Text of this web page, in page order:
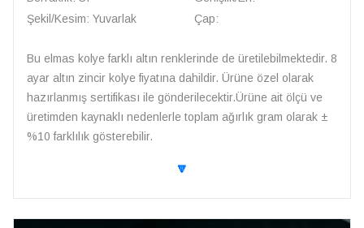
Şekil/Kesim: Yuvarlak
Çap:
Bu elmas kolye farklı altın renklerinde de üretilebilmektedir. 8
ayar altın zincir kolye fiyatına dahildir. Ürüne özel olarak
hazırlanmış sertifikası ile gönderilecektir.Ürüne ait ölçü ve
üretimden kaynaklı nedenlerle toplam ağırlık gram olarak ±
%10 farklılık gösterebilir.
🔽